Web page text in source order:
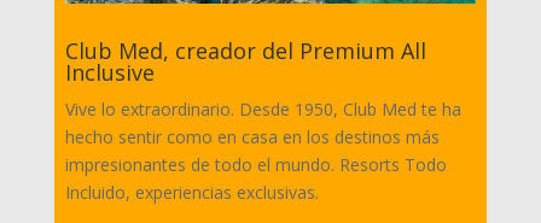
Club Med, creador del Premium All
Inclusive
Vive lo extraordinario. Desde 1950, Club Med te ha
hecho sentir como en casa en los destinos más
impresionantes de todo el mundo. Resorts Todo
Incluido, experiencias exclusivas.